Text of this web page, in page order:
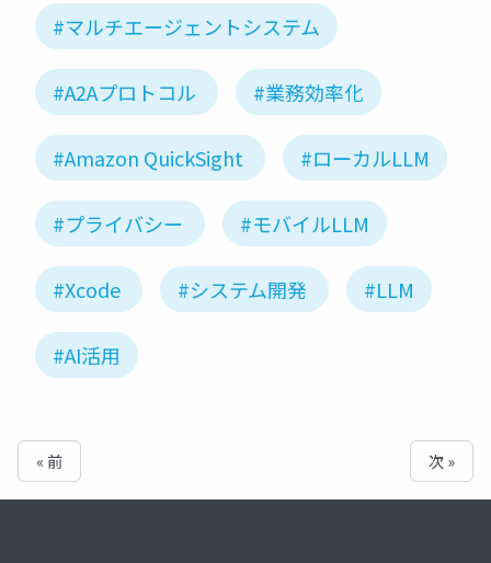
#マルチエージェントシステム
#A2Aプロトコル #業務効率化
#Amazon QuickSight #ローカルLLM
#プライバシー #モバイルLLM
#Xcode #システム開発 #LLM
#AI活用
« 前 次 »